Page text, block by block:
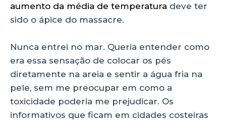
aumento da média de temperatura deve ter
sido o ápice do massacre.
Nunca entrei no mar. Queria entender como
era essa sensação de colocar os pés
diretamente na areia e sentir a água fria na
pele, sem me preocupar em como a
toxicidade poderia me prejudicar. Os
informativos que ficam em cidades costeiras